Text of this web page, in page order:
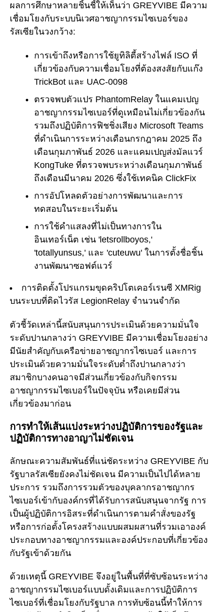
ผลการศึกษาหลายชิ้นชี้ให้เห็นว่า GREYVIBE มีความ
เชื่อมโยงกับระบบนิเวศอาชญากรรมไซเบอร์ของ
รัสเซียในวงกว้าง:
การเข้าถึงหรือการใช้ยูทิลิตี้สร้างไฟล์ ISO ที่
เกี่ยวข้องกับความเชื่อมโยงที่ต้องสงสัยกับแก๊ง
TrickBot และ UAC-0098
ตรวจพบตัวแปร PhantomRelay ในแคมเปญ
อาชญากรรมไซเบอร์ที่ดูเหมือนไม่เกี่ยวข้องกัน
รวมถึงปฏิบัติการฟิชชิ่งเสียง Microsoft Teams
ที่ดำเนินการระหว่างเดือนกรกฎาคม 2025 ถึง
เดือนกุมภาพันธ์ 2026 และแคมเปญส่งมัลแวร์
KongTuke ที่ตรวจพบระหว่างเดือนกุมภาพันธ์
ถึงเดือนมีนาคม 2026 ซึ่งใช้เทคนิค ClickFix
การอัปโหลดตัวอย่างการพัฒนาและการ
ทดสอบในระยะเริ่มต้น
การใช้คำแสลงที่ไม่เป็นทางการใน
อินเทอร์เน็ต เช่น 'letsrollboyos,'
'totallyunsus,' และ 'cuteuwu' ในการตั้งชื่อชิ้น
งานพัฒนาซอฟต์แวร์
การติดตั้งโปรแกรมขุดคริปโตเคอร์เรนซี XMRig
บนระบบที่ติดไวรัส LegionRelay จำนวนจำกัด
ตัวชี้วัดเหล่านี้สนับสนุนการประเมินด้วยความมั่นใจ
ระดับปานกลางว่า GREYVIBE มีความเชื่อมโยงอย่าง
มีนัยสำคัญกับเครือข่ายอาชญากรไซเบอร์ และการ
ประเมินด้วยความมั่นใจระดับต่ำถึงปานกลางว่า
สมาชิกบางคนอาจมีส่วนเกี่ยวข้องกับกิจกรรม
อาชญากรรมไซเบอร์ในปัจจุบัน หรือเคยมีส่วน
เกี่ยวข้องมาก่อน
การทำให้เส้นแบ่งระหว่างปฏิบัติการของรัฐและ
ปฏิบัติการทางอาญาไม่ชัดเจน
ลักษณะความสัมพันธ์ที่แน่ชัดระหว่าง GREYVIBE กับ
รัฐบาลรัสเซียยังคงไม่ชัดเจน มีความเป็นไปได้หลาย
ประการ รวมถึงการรวมตัวของบุคลากรอาชญากร
ไซเบอร์เข้ากับองค์กรที่ได้รับการสนับสนุนจากรัฐ การ
เป็นผู้ปฏิบัติการอิสระที่ดำเนินการตามคำสั่งของรัฐ
หรือการก่อตั้งโครงสร้างแบบผสมผสานที่รวมเอาองค์
ประกอบทางอาชญากรรมและองค์ประกอบที่เกี่ยวข้อง
กับรัฐเข้าด้วยกัน
ด้วยเหตุนี้ GREYVIBE จึงอยู่ในพื้นที่ที่ซับซ้อนระหว่าง
อาชญากรรมไซเบอร์แบบดั้งเดิมและการปฏิบัติการ
ไซเบอร์ที่เชื่อมโยงกับรัฐบาล การทับซ้อนนี้ทำให้การ